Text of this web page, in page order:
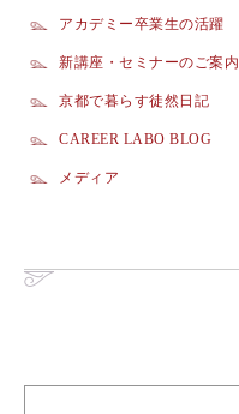
アカデミー卒業生の活躍
新講座・セミナーのご案内
京都で暮らす徒然日記
CAREER LABO BLOG
メディア